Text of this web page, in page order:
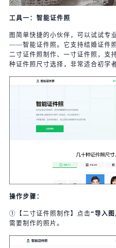
工具一：智能证件照
图简单快捷的小伙伴，可以试试专
——智能证件照。它支持结婚证件
二寸证件照制作、一寸证件照，支
种证件照尺寸选择，非常适合初学
操作步骤：
①【二寸证件照制作】点击“导入图
需要制作的照片。